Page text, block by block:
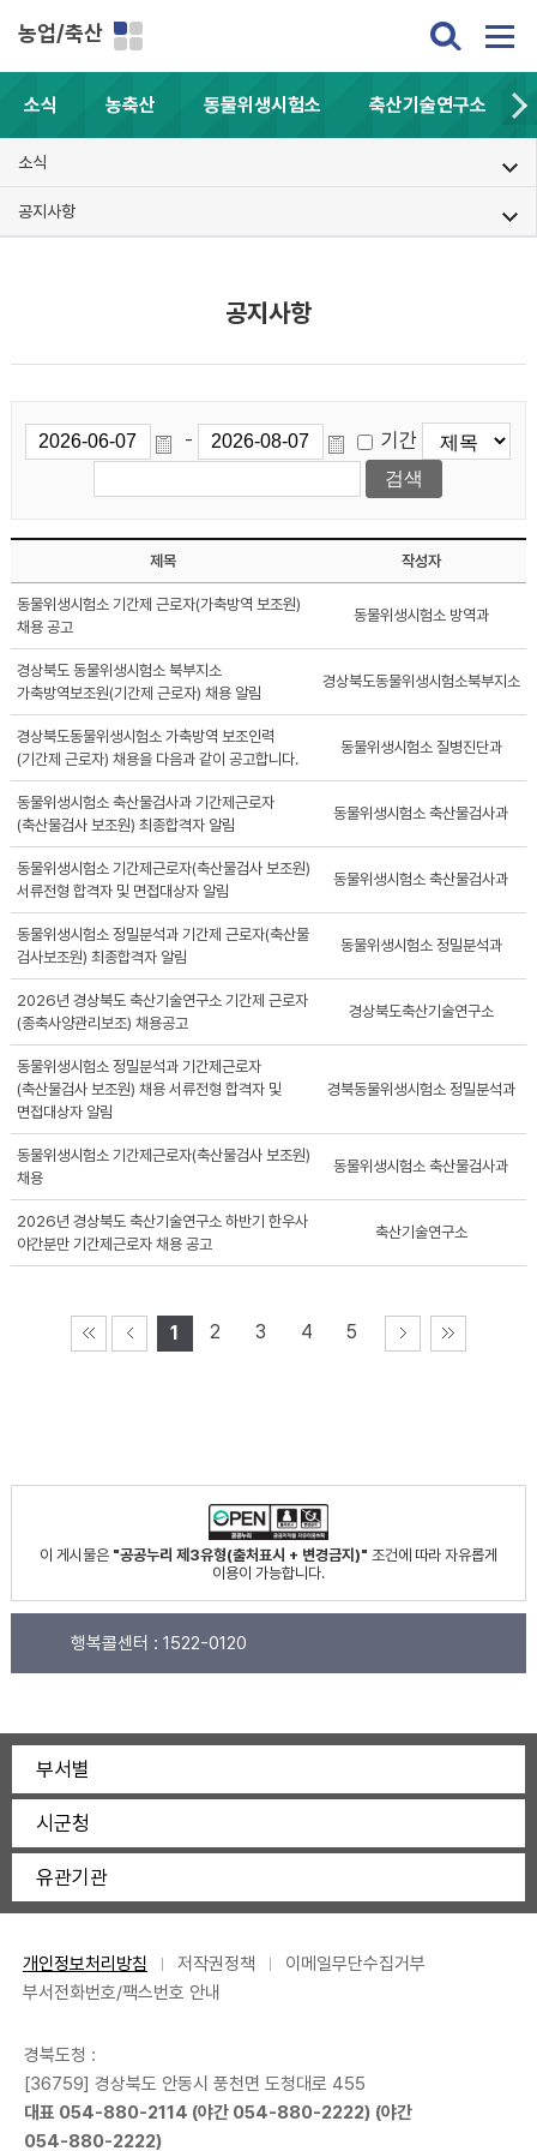
농업/축산
소식 농축산 동물위생시험소 축산기술연구소
소식
공지사항
공지사항
- 기간
제목 작성자
동물위생시험소 기간제 근로자(가축방역 보조원)
채용 공고
동물위생시험소 방역과
경상북도 동물위생시험소 북부지소
가축방역보조원(기간제 근로자) 채용 알림
경상북도동물위생시험소북부지소
경상북도동물위생시험소 가축방역 보조인력
(기간제 근로자) 채용을 다음과 같이 공고합니다.
동물위생시험소 질병진단과
동물위생시험소 축산물검사과 기간제근로자
(축산물검사 보조원) 최종합격자 알림
동물위생시험소 축산물검사과
동물위생시험소 기간제근로자(축산물검사 보조원)
서류전형 합격자 및 면접대상자 알림
동물위생시험소 축산물검사과
동물위생시험소 정밀분석과 기간제 근로자(축산물
검사보조원) 최종합격자 알림
동물위생시험소 정밀분석과
2026년 경상북도 축산기술연구소 기간제 근로자
(종축사양관리보조) 채용공고
경상북도축산기술연구소
동물위생시험소 정밀분석과 기간제근로자
(축산물검사 보조원) 채용 서류전형 합격자 및
면접대상자 알림
경북동물위생시험소 정밀분석과
동물위생시험소 기간제근로자(축산물검사 보조원)
채용
동물위생시험소 축산물검사과
2026년 경상북도 축산기술연구소 하반기 한우사
야간분만 기간제근로자 채용 공고
축산기술연구소
1 2 3 4 5
이 게시물은 "공공누리 제3유형(출처표시 + 변경금지)" 조건에 따라 자유롭게
이용이 가능합니다.
행복콜센터 : 1522-0120
부서별
시군청
유관기관
개인정보처리방침 저작권정책
이메일무단수집거부
부서전화번호/팩스번호 안내
경북도청 :
[36759] 경상북도 안동시 풍천면 도청대로 455
대표 054-880-2114 (야간 054-880-2222) (야간
054-880-2222)